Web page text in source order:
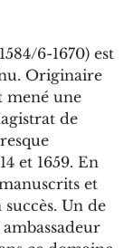
6-1670) est
Originaire
mené une
de
et 1659. En
et
Un de